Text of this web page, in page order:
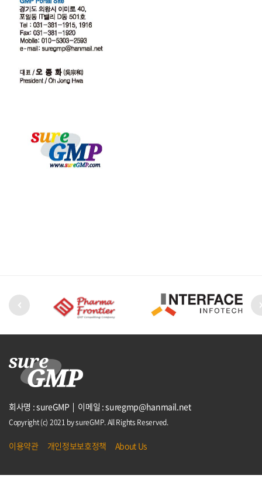
회사명 : sureGMP 이메일 : suregmp@hanmail.net
Copyright (c) 2021 by sureGMP. All Rights Reserved.
이용약관 개인정보보호정책 About Us